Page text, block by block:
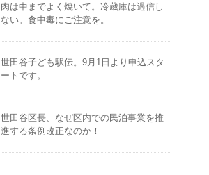
肉は中までよく焼いて。冷蔵庫は過信し
ない。食中毒にご注意を。
世田谷子ども駅伝。9月1日より申込スタ
ートです。
世田谷区長、なぜ区内での民泊事業を推
進する条例改正なのか！